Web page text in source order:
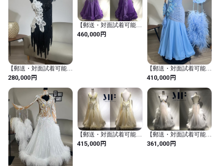
【郵送・対面試着可能】
黒・白フラワードレス
280,000円
【郵送・対面試着可能】
ラベンダー羽ドレス
460,000円
【郵送・対面試着可能】
ブルーベル羽ドレス
410,000円
【郵送・対面試着可能】
バタークリームドレス
415,000円
【郵送・対面試着可能】
純白羽ドレス
361,000円